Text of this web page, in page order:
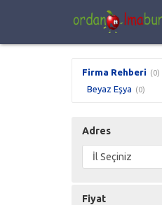
Firma Rehberi (0)
Beyaz Eşya (0)
Adres
Fiyat